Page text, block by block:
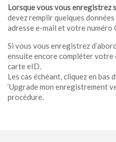
Lorsque vous vous enregistrez
devez remplir quelques
adresse e-mail et votre numéro
Si vous vous enregistrez
ensuite encore compléter
carte eID.
Les cas échéant, cliquez en bas
‘Upgrade mon enregistrement
procédure.